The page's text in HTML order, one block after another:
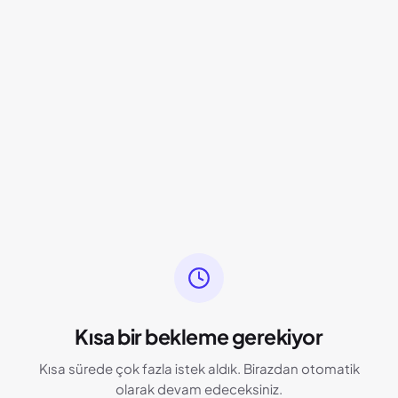
Kısa bir bekleme gerekiyor
Kısa sürede çok fazla istek aldık. Birazdan otomatik
olarak devam edeceksiniz.